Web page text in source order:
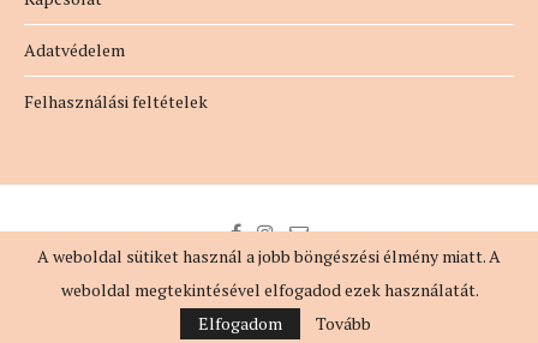
Adatvédelem
Felhasználási feltételek
@2018 - MindennapiNő. All Right Reserved. Designed by
A weboldal sütiket használ a jobb böngészési élmény miatt. A
weboldal megtekintésével elfogadod ezek használatát.
Elfogadom
Tovább